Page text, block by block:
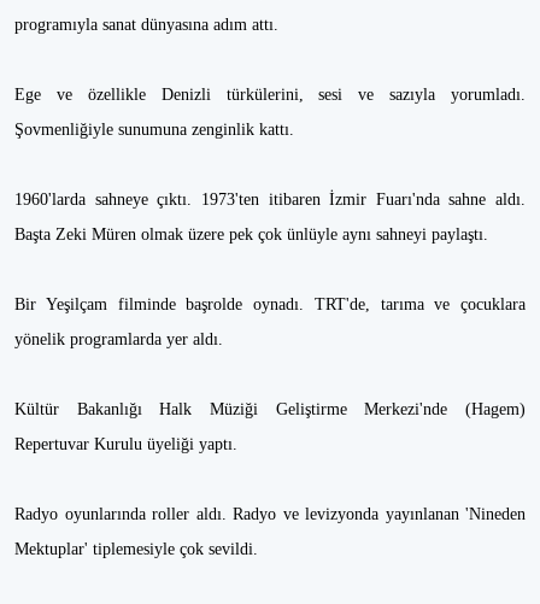
programıyla sanat dünyasına adım attı.
Ege ve özellikle Denizli türkülerini, sesi ve sazıyla yorumladı.
Şovmenliğiyle sunumuna zenginlik kattı.
1960'larda sahneye çıktı. 1973'ten itibaren İzmir Fuarı'nda sahne aldı.
Başta Zeki Müren olmak üzere pek çok ünlüyle aynı sahneyi paylaştı.
Bir Yeşilçam filminde başrolde oynadı. TRT'de, tarıma ve çocuklara
yönelik programlarda yer aldı.
Kültür Bakanlığı Halk Müziği Geliştirme Merkezi'nde (Hagem)
Repertuvar Kurulu üyeliği yaptı.
Radyo oyunlarında roller aldı. Radyo ve levizyonda yayınlanan 'Nineden
Mektuplar' tiplemesiyle çok sevildi.